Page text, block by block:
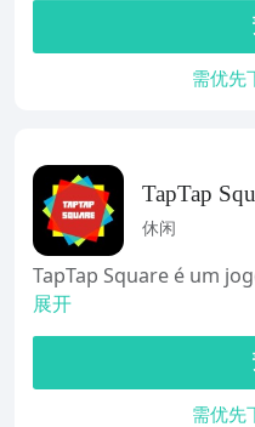
需优先
TapTap
休闲
TapTap Square é um
展开
需优先